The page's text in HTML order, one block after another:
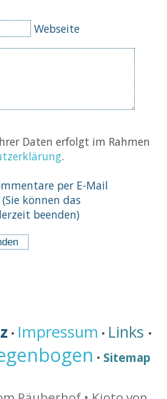
Webseite
Daten erfolgt im Rahmen
.
per E-Mail
können das
beenden)
• Impressum • Links •
• Sitemap